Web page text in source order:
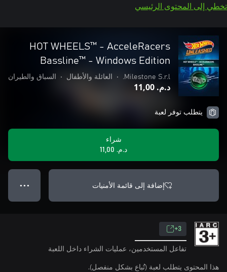
تخطي إلى المحتوى الرئيسي
HOT WHEELS™ - AcceleRacers
Bassline™ - Windows Edition
Milestone S.r.l.
• العائلة والأطفال • السباق والطيران
د.م.‏ 11,00
يتطلب توفر لعبة
شراء
د.م.‏ 11,00
إضافة إلى قائمة الأمنيات ● ● ●
3+
تفاعل المستخدمين، عمليات الشراء داخل اللعبة
هذا المحتوى يتطلب لعبة (تُباع بشكل منفصل).